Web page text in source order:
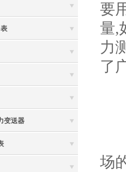
变送器
要
量,
力
了
场